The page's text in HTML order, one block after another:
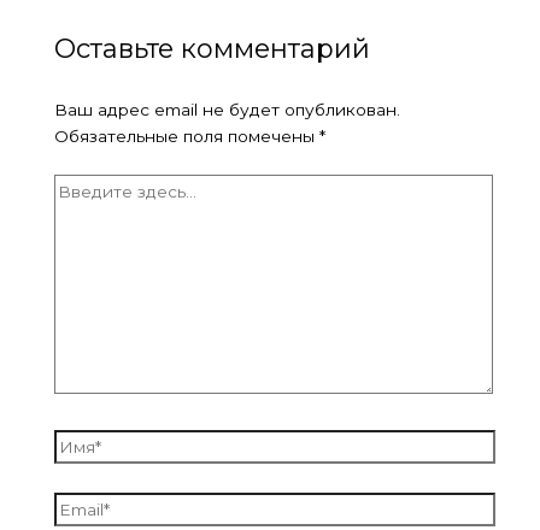
Оставьте комментарий
Ваш адрес email не будет опубликован.
Обязательные поля помечены *
Введите
Имя*
Email*